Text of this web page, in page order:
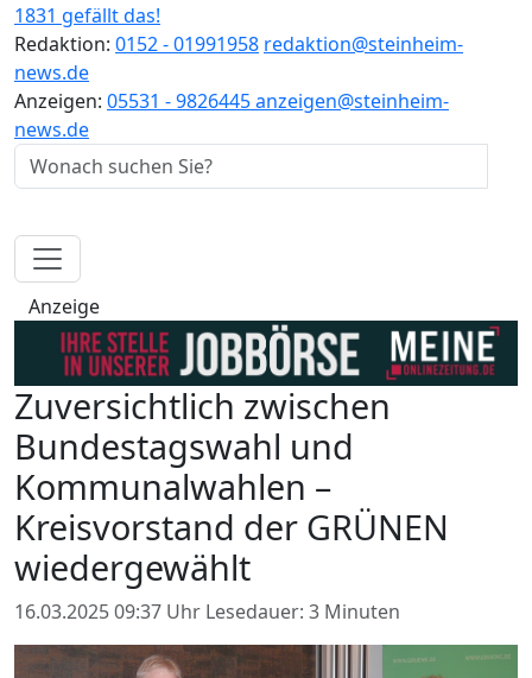
1831 gefällt das!
Redaktion: 0152 - 01991958 redaktion@steinheim-
news.de
Anzeigen: 05531 - 9826445anzeigen@steinheim-
news.de
Anzeige
Zuversichtlich zwischen
Bundestagswahl und
Kommunalwahlen –
Kreisvorstand der GRÜNEN
wiedergewählt
16.03.2025 09:37 Uhr Lesedauer: 3 Minuten